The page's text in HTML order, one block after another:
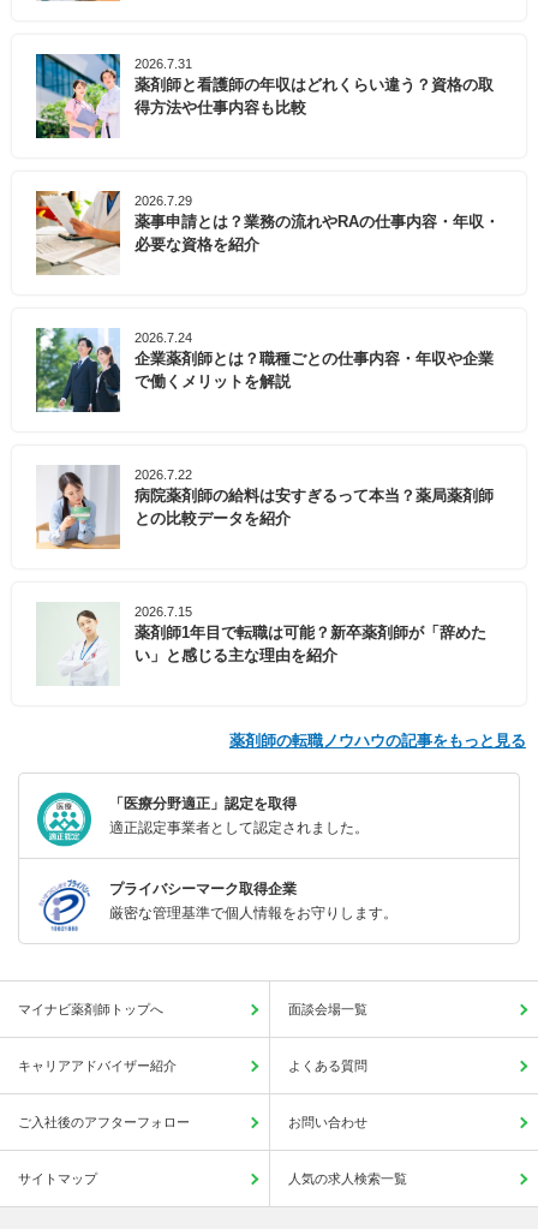
2026.7.31
薬剤師と看護師の年収はどれくらい違う？資格の取
得方法や仕事内容も比較
2026.7.29
薬事申請とは？業務の流れやRAの仕事内容・年収・
必要な資格を紹介
2026.7.24
企業薬剤師とは？職種ごとの仕事内容・年収や企業
で働くメリットを解説
2026.7.22
病院薬剤師の給料は安すぎるって本当？薬局薬剤師
との比較データを紹介
2026.7.15
薬剤師1年目で転職は可能？新卒薬剤師が「辞めた
い」と感じる主な理由を紹介
薬剤師の転職ノウハウの記事をもっと見る
「医療分野適正」認定を取得
適正認定事業者として認定されました。
プライバシーマーク取得企業
厳密な管理基準で個人情報をお守りします。
マイナビ薬剤師トップへ 面談会場一覧
キャリアアドバイザー紹介 よくある質問
ご入社後のアフターフォロー お問い合わせ
サイトマップ 人気の求人検索一覧